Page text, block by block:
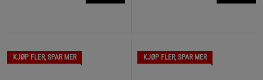
KJØP FLER, SPAR MER KJØP FLER, SPAR MER